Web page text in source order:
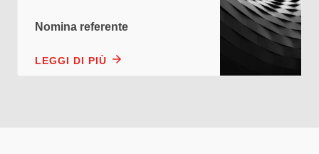
Nomina referente
LEGGI DI PIÙ